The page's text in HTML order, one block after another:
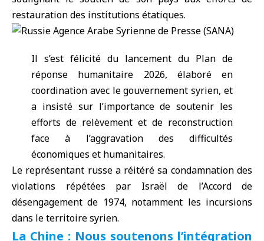
restauration des institutions étatiques.
Il s’est félicité du lancement du Plan de
réponse humanitaire 2026, élaboré en
coordination avec le gouvernement syrien, et
a insisté sur l’importance de soutenir les
efforts de relèvement et de reconstruction
face à l’aggravation des difficultés
économiques et humanitaires.
Le représentant russe a réitéré sa condamnation des
violations répétées par Israël de l’Accord de
désengagement de 1974, notamment les incursions
dans le territoire syrien.
La Chine : Nous soutenons l’intégration